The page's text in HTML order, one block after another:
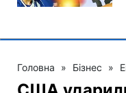
Головна » Бізнес »